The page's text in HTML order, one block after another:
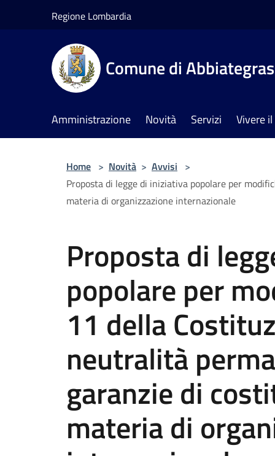
Regione Lombardia
Comune di
Amministrazione Novità Servizi Vivere
Home > Novità > Avvisi >
Proposta di legge di iniziativa popolare per
materia di organizzazione internazionale
Proposta di
popolare per
11 della
neutralità
garanzie di
materia di